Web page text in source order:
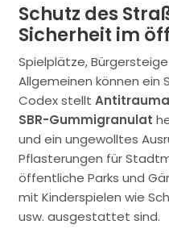
Schutz des
Sicherheit im
Spielplätze,
Allgemeinen können ein
Codex stellt
SBR-Gummigranulat
und ein ungewolltes
Pflasterungen für
öffentliche Parks und
mit Kinderspielen wie
usw. ausgestattet sind.